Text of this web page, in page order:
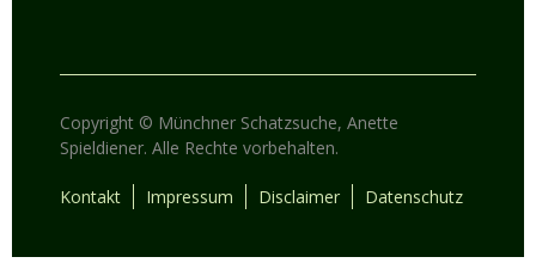
Copyright © Münchner Schatzsuche, Anette
Spieldiener. Alle Rechte vorbehalten.
Kontakt Impressum Disclaimer Datenschutz